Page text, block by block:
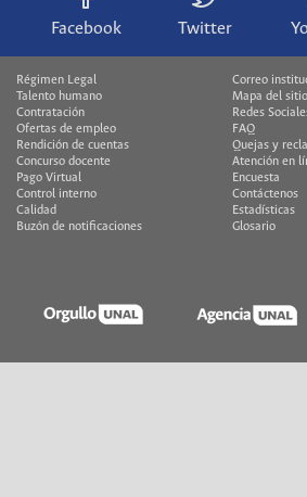
Facebook Twitter
Régimen Legal
Talento humano
Contratación
Ofertas de empleo
Rendición de cuentas
Concurso docente
Pago Virtual
Control interno
Calidad
Buzón de notificaciones
Correo
Mapa del sitio
Redes
FAQ
Quejas y
Atención en
Encuesta
Contáctenos
Estadísticas
Glosario